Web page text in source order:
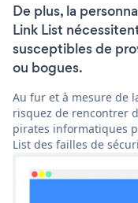
De plus, la
Link List
susceptibles de
ou bogues.
Au fur et à mesure de
risquez de rencontrer
pirates informatiques
List des failles de